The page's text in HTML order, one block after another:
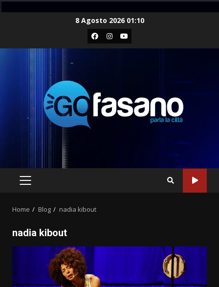
8 Agosto 2026 01:10
Facebook
Instagram
Youtube
PRIMARY
Home Blog nadia kibout
nadia kibout